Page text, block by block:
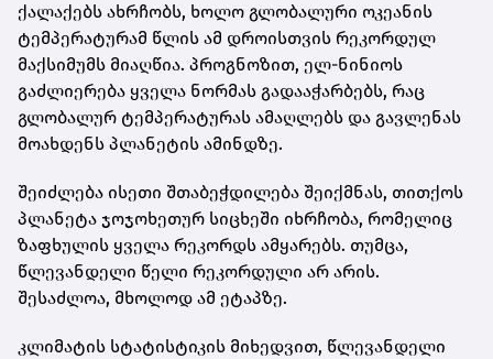
ქალაქებს ახრჩობს, ხოლო გლობალური ოკეანის
ტემპერატურამ წლის ამ დროისთვის რეკორდულ
მაქსიმუმს მიაღწია. პროგნოზით, ელ-ნინიოს
გაძლიერება ყველა ნორმას გადააჭარბებს, რაც
გლობალურ ტემპერატურას ამაღლებს და გავლენას
მოახდენს პლანეტის ამინდზე.
შეიძლება ისეთი შთაბეჭდილება შეიქმნას, თითქოს
პლანეტა ჯოჯოხეთურ სიცხეში იხრჩობა, რომელიც
ზაფხულის ყველა რეკორდს ამყარებს. თუმცა,
წლევანდელი წელი რეკორდული არ არის.
შესაძლოა, მხოლოდ ამ ეტაპზე.
კლიმატის სტატისტიკის მიხედვით, წლევანდელი